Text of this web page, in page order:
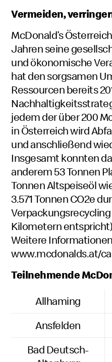
Vermeiden,
McDonald’s
Jahren seine
und ökonomische
hat den sorgsamen
Ressourcen bereits
jedem der über 200
in Österreich wird
und anschließend
Insgesamt konnten
anderem 53 Tonnen
Tonnen Altspeiseöl
3.571 Tonnen CO2e
Verpackungsrecycling
Kilometern
Weitere
www.mcdonalds.at/
Teilnehmende
Allhaming
Ansfelden
Bad Deutsch-